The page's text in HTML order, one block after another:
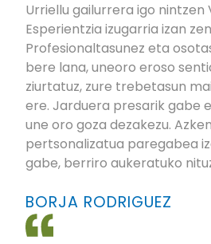
Urriellu gailurrera igo nintzen
Esperientzia izugarria izan
Profesionaltasunez eta
bere lana, uneoro eroso
ziurtatuz, zure trebetasun
ere. Jarduera presarik gabe
une oro goza dezakezu.
pertsonalizatua paregabea
gabe, berriro aukeratuko
BORJA RODRIGUEZ